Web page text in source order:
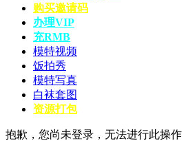
购买邀请码
办理VIP
充RMB
模特视频
饭拍秀
模特写真
白袜套图
资源打包
抱歉，您尚未登录，无法进行此操作